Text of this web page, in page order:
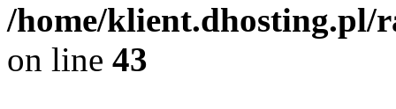
/home/klient.dhosting.pl/
on line 43